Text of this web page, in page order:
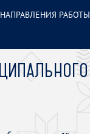
НАПРАВЛЕНИЯ РАБОТЫ